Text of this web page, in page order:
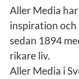
Aller Media
inspiration
sedan 1894
rikare liv.
Aller Media i